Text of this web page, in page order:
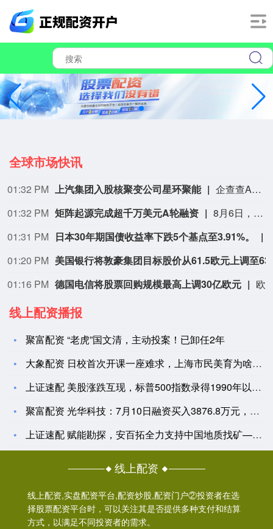
全球市场快讯
01:32 PM 上汽集团入股核聚变公司星环聚能
企查查APP显示，近日，上海星环聚能科技有限公司发生工商变更，新增上汽集团旗下上海上汽创远创业投资合伙企业（有限合伙）等为股东，同时注册资本增至209.01万元。企查查信息显示，该公司成立于2021年，经营范围包含：余热发电关键技术研发；能量回收系统研发；节能管理服务；工业工程设计服务等。公开信息显示，星环聚能是一家核聚变公司。
01:32 PM 矩阵起源完成超千万美元A轮融资
8月6日，企业级AI基础设施厂商矩阵起源（MatrixOrigin）宣布完成超千万美元A轮融资。本轮融资由汉得信息参与投资的基金、亚康股份与澳大利亚风险投资机构Artesian Venture Partners共同注资。本轮资金将重点用于MatrixOne Intelligence平台的研发迭代、全球市场拓展，以及智能体（Agentic AI）的规模化落地。
01:31 PM 日本30年期国债收益率下跌5个基点至3.91%。
01:20 PM
01:16 PM 德国电信将股票回购规模最高上调30亿欧元
线上配资播报
聚富配资 “老虎”国文清，主动投案！已卸任2年
大象配资 日校首次开课一座难求，上海市民美育为啥这么火
上证速配 美股涨跌互现，标普500指数录得1990年以来最强
聚富配资 光华科技：7月10日融资买入3876.8万元，融资
上证速配 赋能勘探，安百拓全力支持中国地质找矿——安百拓隆重
线上配资
线上配资,实盘配资平台,配资炒股,配资门户②投资者在选
择股票配资平台时，可以关注其是否提供多种支付和结算
方式，以满足不同投资者的需求。